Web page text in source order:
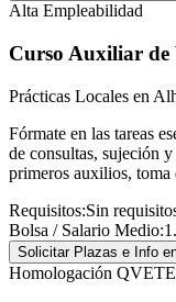
Alta Empleabilidad
Curso Auxiliar de
Prácticas Locales en
Fórmate en las tareas
de consultas, sujeción
primeros auxilios, toma
Requisitos:Sin
Bolsa / Salario Medio:
Solicitar Plazas e Info
Homologación QVET